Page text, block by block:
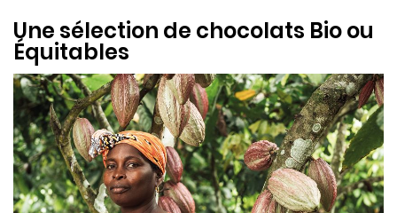
Une sélection de chocolats Bio ou
Équitables